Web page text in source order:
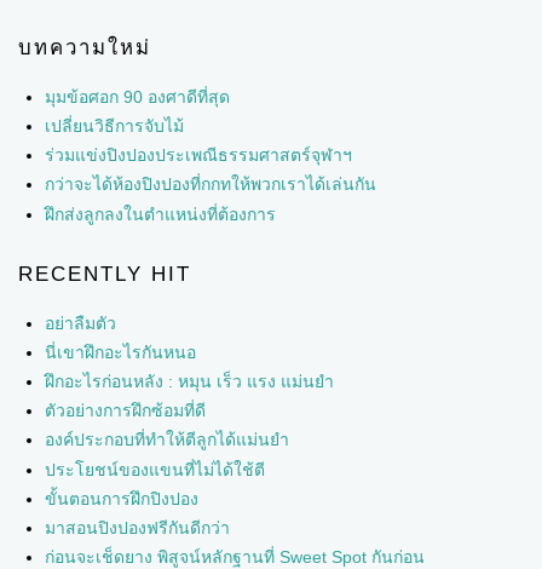
บทความใหม่
มุมข้อศอก 90 องศาดีที่สุด
เปลี่ยนวิธีการจับไม้
ร่วมแข่งปิงปองประเพณีธรรมศาสตร์จุฬาฯ
กว่าจะได้ห้องปิงปองที่กกทให้พวกเราได้เล่นกัน
ฝึกส่งลูกลงในตำแหน่งที่ต้องการ
RECENTLY HIT
อย่าลืมตัว
นี่เขาฝึกอะไรกันหนอ
ฝึกอะไรก่อนหลัง : หมุน เร็ว แรง แม่นยำ
ตัวอย่างการฝึกซ้อมที่ดี
องค์ประกอบที่ทำให้ตีลูกได้แม่นยำ
ประโยชน์ของแขนที่ไม่ได้ใช้ตี
ขั้นตอนการฝึกปิงปอง
มาสอนปิงปองฟรีกันดีกว่า
ก่อนจะเช็ดยาง พิสูจน์หลักฐานที่ Sweet Spot กันก่อน